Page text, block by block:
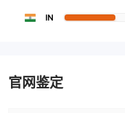
IN
官网鉴定